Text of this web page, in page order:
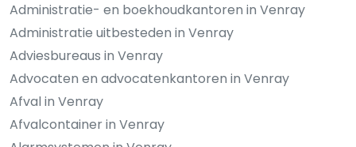
Administratie- en boekhoudkantoren in Venray
Administratie uitbesteden in Venray
Adviesbureaus in Venray
Advocaten en advocatenkantoren in Venray
Afval in Venray
Afvalcontainer in Venray